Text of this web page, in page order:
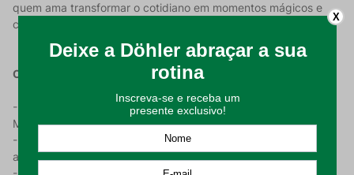
quem ama transformar o cotidiano em momentos mágicos e
cheios de estilo.
Características do Produto:
- Estampa Oficial Disney: Design divertido e colorido com
Mickey e Minnie em cenas cheias de doçura e alegria;
- Composição: 100% algodão, com tecido felpudo para maior
absorção;
X